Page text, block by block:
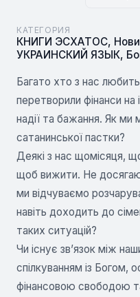
КАТЕГОРИЯ
КНИГИ ЭСХАТОС,
УКРАИНСКИЙ ЯЗЫК,
Багато хто з нас
перетворили фінанси на
надії та бажання. Як ми
сатанинської пастки?
Деякі з нас щомісяця,
щоб вижити. Не
ми відчуваємо
навіть доходить до
таких ситуацій?
Чи існує зв’язок між
спілкуванням із Богом,
фінансовою свободою